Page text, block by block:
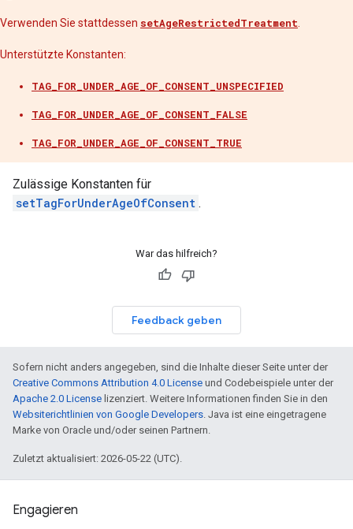
Verwenden Sie stattdessen setAgeRestrictedTreatment
Unterstützte Konstanten:
TAG_FOR_UNDER_AGE_OF_CONSENT_UNSPECIFIED
TAG_FOR_UNDER_AGE_OF_CONSENT_FALSE
TAG_FOR_UNDER_AGE_OF_CONSENT_TRUE
Zulässige Konstanten für
setTagForUnderAgeOfConsent .
War das hilfreich?
Feedback geben
Sofern nicht anders angegeben, sind die Inhalte dieser Seite unter der
Creative Commons Attribution 4.0 License und Codebeispiele unter der
Apache 2.0 License lizenziert. Weitere Informationen finden Sie in den
Websiterichtlinien von Google Developers. Java ist eine eingetragene
Marke von Oracle und/oder seinen Partnern.
Zuletzt aktualisiert: 2026-05-22 (UTC).
Engagieren